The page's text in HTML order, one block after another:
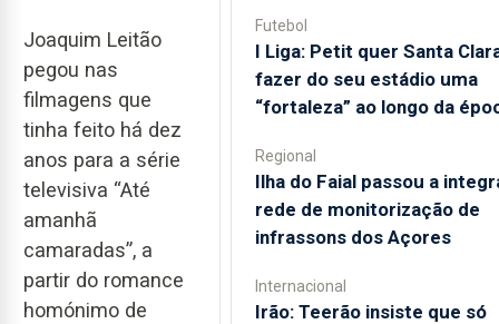
Joaquim Leitão
pegou nas
filmagens que
tinha feito há dez
anos para a série
televisiva “Até
amanhã
camaradas”, a
partir do romance
homónimo de
Futebol
I Liga: Petit quer Santa
fazer do seu estádio uma
“fortaleza” ao longo da
Regional
Ilha do Faial passou a
rede de monitorização de
infrassons dos Açores
Internacional
Irão: Teerão insiste que só